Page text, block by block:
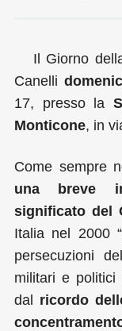
Il Giorno
Canelli
17, presso la
Monticone, in
Come sempre
una breve
significato del
Italia nel 2000
persecuzioni
militari e politici
dal ricordo